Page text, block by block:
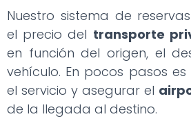
Nuestro sistema de
el precio del transporte
en función del origen, el
vehículo. En pocos pasos
el servicio y asegurar el
de la llegada al destino.